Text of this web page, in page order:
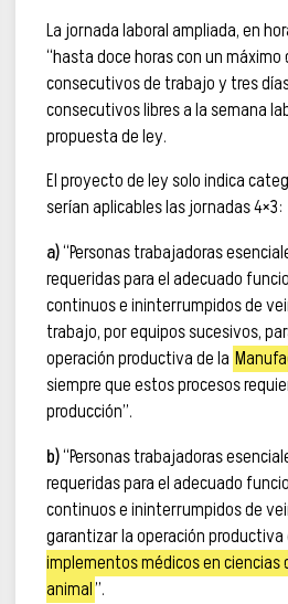
La jornada laboral ampliada, en
“hasta doce horas con un
consecutivos de trabajo y tres
consecutivos libres a la semana
propuesta de ley.
El proyecto de ley solo indica
serían aplicables las jornadas 4×3:
a)“Personas trabajadoras
requeridas para el adecuado
continuos e ininterrumpidos de
trabajo, por equipos sucesivos,
operación productiva de la
siempre que estos procesos
producción”.
b)“Personas trabajadoras
requeridas para el adecuado
continuos e ininterrumpidos de
garantizar la operación productiva
implementos médicos en ciencias
animal”.